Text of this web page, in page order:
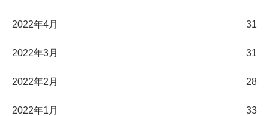
2022年4月 31
2022年3月 31
2022年2月 28
2022年1月 33